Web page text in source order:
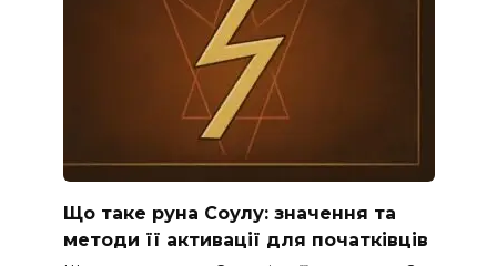
Що таке руна Соулу: значення та
методи її активації для початківців